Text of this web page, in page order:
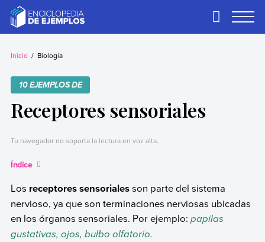
contentEjemplos
Necesitas ejemplos.
Primary
Inicio Biología
10 EJEMPLOS DE
Receptores sensoriales
Tu navegador no soporta la lectura en voz alta.
Índice
Los receptores sensorialesson parte del sistema
nervioso, ya que son terminaciones nerviosas ubicadas
en los órganos sensoriales. Por ejemplo: papilas
gustativas, ojos, bulbo olfatorio.